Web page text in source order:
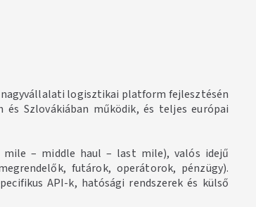
logisztikai platform fejlesztésén
és Szlovákiában működik, és teljes európai
– middle haul – last mile), valós idejű
futárok, operátorok, pénzügy).
API-k, hatósági rendszerek és külső